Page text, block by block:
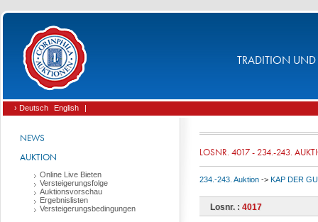
TRADITION UND
› Deutsch English |
NEWS
AUKTION
Online Live Bieten
Versteigerungsfolge
Auktionsvorschau
Ergebnislisten
Versteigerungsbedingungen
LOSNR. 4017 - 234.-243.
234.-243. Auktion -> KAP DER
Losnr. : 4017